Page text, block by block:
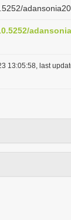
13:05:58, last